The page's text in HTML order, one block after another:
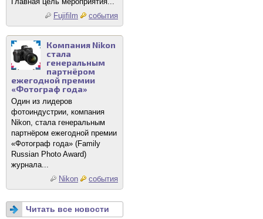
Fujifilm
события
Компания Nikon
стала
генеральным
партнёром
ежегодной премии
«Фотограф года»
Один из лидеров
фотоиндустрии, компания
Nikon, стала генеральным
партнёром ежегодной премии
«Фотограф года» (Family
Russian Photo Award)
журнала...
Nikon
события
Читать все новости